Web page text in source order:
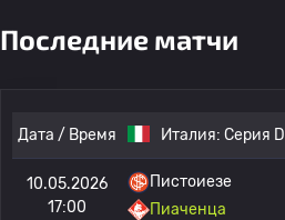
Последние матчи
Дата / Время Италия: Серия D
10.05.2026
17:00
Пистоиезе
Пиаченца